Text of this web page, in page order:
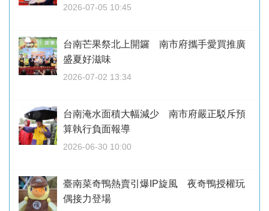
2026-07-05 10:45
台南芒果祭北上開鑼 南市府攜手愛買推廣
盛夏好滋味
2026-07-02 13:34
台南淹水面積大幅減少 南市府嚴正駁斥預
算執行負面報導
2026-06-30 10:00
臺南菜奇鴨熱賣引爆IP旋風 夜奇鴨授權玩
偶接力登場